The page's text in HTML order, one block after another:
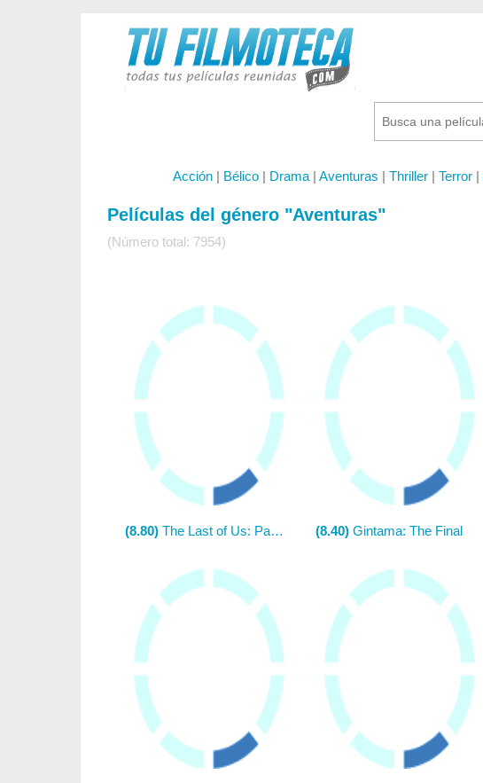
Acción | Bélico | Drama | Aventuras | Thriller | Terror |
Películas del género "Aventuras"
(Número total: 7954)
(8.80) The Last of Us: Part II (8.40) Gintama: The Final